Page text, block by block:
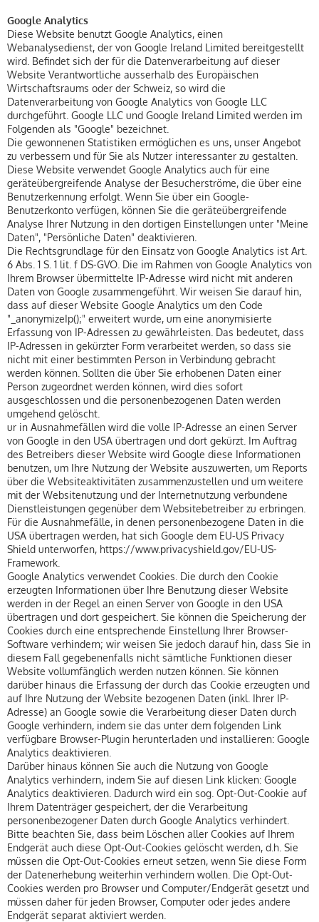
Google Analytics
Diese Website benutzt Google Analytics, einen
Webanalysedienst, der von Google Ireland Limited bereitgestellt
wird. Befindet sich der für die Datenverarbeitung auf dieser
Website Verantwortliche ausserhalb des Europäischen
Wirtschaftsraums oder der Schweiz, so wird die
Datenverarbeitung von Google Analytics von Google LLC
durchgeführt. Google LLC und Google Ireland Limited werden im
Folgenden als "Google" bezeichnet.
Die gewonnenen Statistiken ermöglichen es uns, unser Angebot
zu verbessern und für Sie als Nutzer interessanter zu gestalten.
Diese Website verwendet Google Analytics auch für eine
geräteübergreifende Analyse der Besucherströme, die über eine
Benutzerkennung erfolgt. Wenn Sie über ein Google-
Benutzerkonto verfügen, können Sie die geräteübergreifende
Analyse Ihrer Nutzung in den dortigen Einstellungen unter "Meine
Daten", "Persönliche Daten" deaktivieren.
Die Rechtsgrundlage für den Einsatz von Google Analytics ist Art.
6 Abs. 1 S. 1 lit. f DS-GVO. Die im Rahmen von Google Analytics von
Ihrem Browser übermittelte IP-Adresse wird nicht mit anderen
Daten von Google zusammengeführt. Wir weisen Sie darauf hin,
dass auf dieser Website Google Analytics um den Code
"_anonymizeIp();" erweitert wurde, um eine anonymisierte
Erfassung von IP-Adressen zu gewährleisten. Das bedeutet, dass
IP-Adressen in gekürzter Form verarbeitet werden, so dass sie
nicht mit einer bestimmten Person in Verbindung gebracht
werden können. Sollten die über Sie erhobenen Daten einer
Person zugeordnet werden können, wird dies sofort
ausgeschlossen und die personenbezogenen Daten werden
umgehend gelöscht.
ur in Ausnahmefällen wird die volle IP-Adresse an einen Server
von Google in den USA übertragen und dort gekürzt. Im Auftrag
des Betreibers dieser Website wird Google diese Informationen
benutzen, um Ihre Nutzung der Website auszuwerten, um Reports
über die Websiteaktivitäten zusammenzustellen und um weitere
mit der Websitenutzung und der Internetnutzung verbundene
Dienstleistungen gegenüber dem Websitebetreiber zu erbringen.
Für die Ausnahmefälle, in denen personenbezogene Daten in die
USA übertragen werden, hat sich Google dem EU-US Privacy
Shield unterworfen, https://www.privacyshield.gov/EU-US-
Framework.
Google Analytics verwendet Cookies. Die durch den Cookie
erzeugten Informationen über Ihre Benutzung dieser Website
werden in der Regel an einen Server von Google in den USA
übertragen und dort gespeichert. Sie können die Speicherung der
Cookies durch eine entsprechende Einstellung Ihrer Browser-
Software verhindern; wir weisen Sie jedoch darauf hin, dass Sie in
diesem Fall gegebenenfalls nicht sämtliche Funktionen dieser
Website vollumfänglich werden nutzen können. Sie können
darüber hinaus die Erfassung der durch das Cookie erzeugten und
auf Ihre Nutzung der Website bezogenen Daten (inkl. Ihrer IP-
Adresse) an Google sowie die Verarbeitung dieser Daten durch
Google verhindern, indem sie das unter dem folgenden Link
verfügbare Browser-Plugin herunterladen und installieren: Google
Analytics deaktivieren.
Darüber hinaus können Sie auch die Nutzung von Google
Analytics verhindern, indem Sie auf diesen Link klicken: Google
Analytics deaktivieren. Dadurch wird ein sog. Opt-Out-Cookie auf
Ihrem Datenträger gespeichert, der die Verarbeitung
personenbezogener Daten durch Google Analytics verhindert.
Bitte beachten Sie, dass beim Löschen aller Cookies auf Ihrem
Endgerät auch diese Opt-Out-Cookies gelöscht werden, d.h. Sie
müssen die Opt-Out-Cookies erneut setzen, wenn Sie diese Form
der Datenerhebung weiterhin verhindern wollen. Die Opt-Out-
Cookies werden pro Browser und Computer/Endgerät gesetzt und
müssen daher für jeden Browser, Computer oder jedes andere
Endgerät separat aktiviert werden.